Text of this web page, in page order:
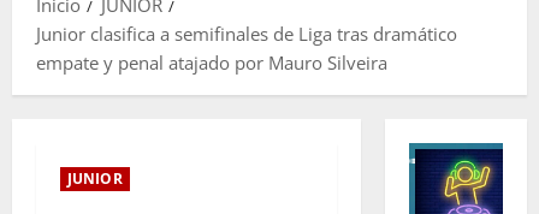
Inicio
JUNIOR
Junior clasifica a semifinales de Liga tras dramático
empate y penal atajado por Mauro Silveira
JUNIOR